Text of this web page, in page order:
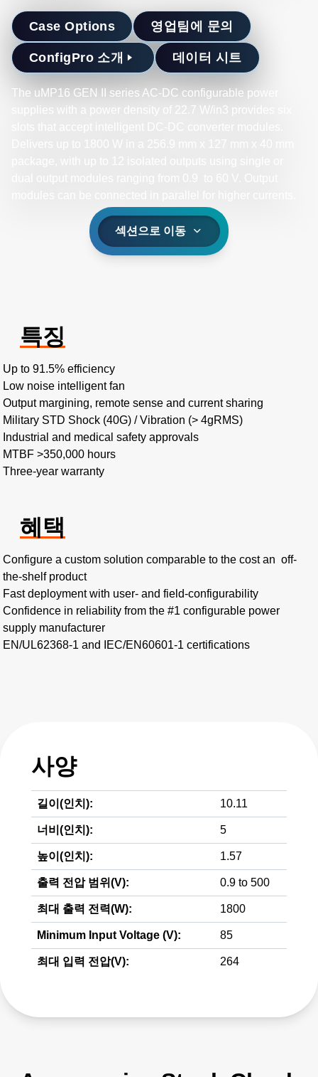
Case Options 영업팀에 문의
ConfigPro 소개 데이터 시트
The uMP16 GEN II series AC-DC configurable power
supplies with a power density of 22.7 W/in3 provides six
섹션으로 이동
특징
Up to 91.5% efficiency ​
Low noise intelligent fan​
Output margining, remote sense and current sharing​
Military STD Shock (40G) / Vibration (> 4gRMS)​
Industrial and medical safety approvals
MTBF >350,000 hours​
Three-year warranty
혜택
Configure a custom solution comparable to the cost an off-
the-shelf product​
Fast deployment with user- and field-configurability​
Confidence in reliability from the #1 configurable power
supply manufacturer
EN/UL62368-1 and IEC/EN60601-1 certifications
사양
길이(인치): 10.11
너비(인치): 5
높이(인치): 1.57
출력 전압 범위(V): 0.9 to 500
최대 출력 전력(W): 1800
Minimum Input Voltage (V): 85
최대 입력 전압(V): 264